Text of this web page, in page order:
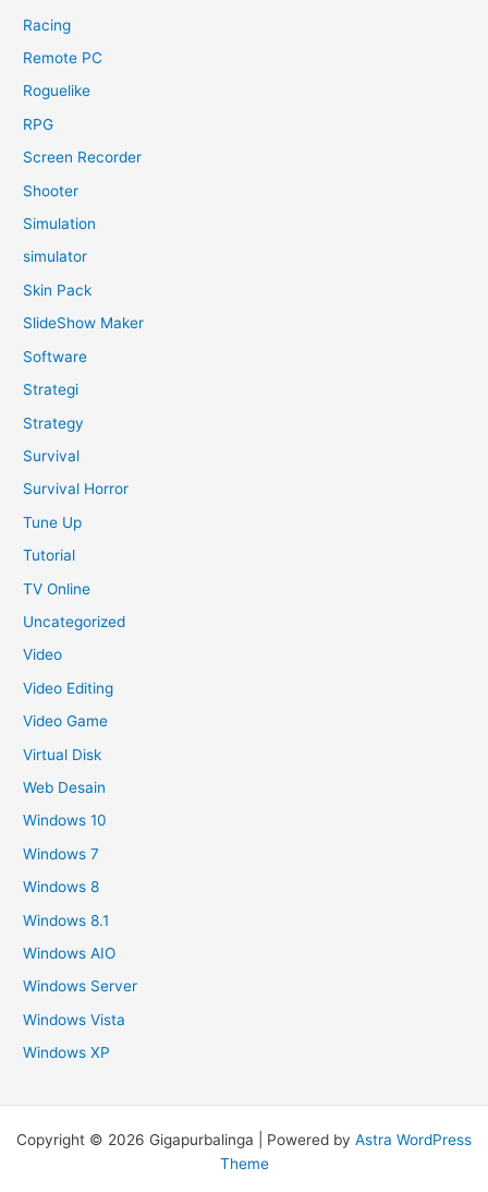
Racing
Remote PC
Roguelike
RPG
Screen Recorder
Shooter
Simulation
simulator
Skin Pack
SlideShow Maker
Software
Strategi
Strategy
Survival
Survival Horror
Tune Up
Tutorial
TV Online
Uncategorized
Video
Video Editing
Video Game
Virtual Disk
Web Desain
Windows 10
Windows 7
Windows 8
Windows 8.1
Windows AIO
Windows Server
Windows Vista
Windows XP
Copyright © 2026 Gigapurbalinga | Powered by Astra WordPress
Theme